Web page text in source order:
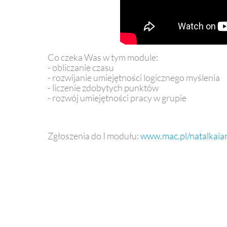
Co czeka Was w tym module:
- obliczanie czasu
- rozwijanie umiejętności logicznego myślenia
- liczenie zdobytych punktów
- rozwój umiejętności pracy w grupie
Zgłoszenia do I modułu:www.mac.pl/